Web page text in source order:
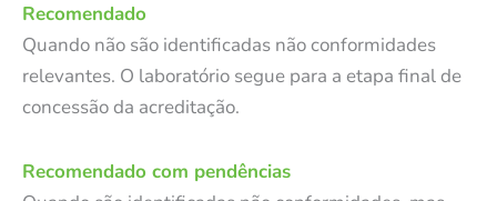
Recomendado
Quando não são identificadas não conformidades
relevantes. O laboratório segue para a etapa final de
concessão da acreditação.
Recomendado com pendências